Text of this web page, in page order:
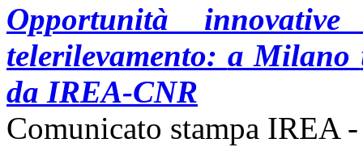
Opportunità
telerilevamento: a Milano
da IREA-CNR
Comunicato stampa IREA